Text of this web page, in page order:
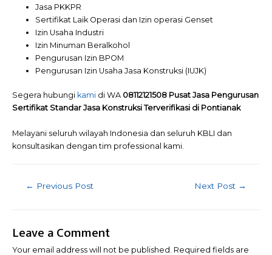
Jasa PKKPR
Sertifikat Laik Operasi dan Izin operasi Genset
Izin Usaha Industri
Izin Minuman Beralkohol
Pengurusan Izin BPOM
Pengurusan Izin Usaha Jasa Konstruksi (IUJK)
Segera hubungi kami di WA 08112121508 Pusat Jasa Pengurusan
Sertifikat Standar Jasa Konstruksi Terverifikasi di Pontianak
Melayani seluruh wilayah Indonesia dan seluruh KBLI dan
konsultasikan dengan tim professional kami.
Post
← Previous Post Next Post →
Leave a Comment
Your email address will not be published. Required fields are